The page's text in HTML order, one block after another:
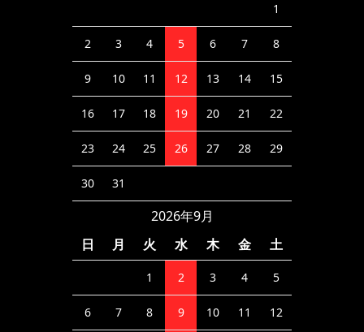
1
2 3 4 5 6 7 8
9 10 11 12 13 14 15
16 17 18 19 20 21 22
23 24 25 26 27 28 29
30 31
2026年9月
日
月 火 水 木 金 土
1 2 3 4 5
6 7 8 9 10 11 12